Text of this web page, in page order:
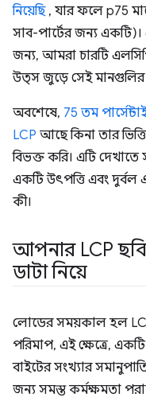
নিয়েছি, যার ফলে p75
সাব-পার্টের জন্য একটি)।
জন্য, আমরা চারটি
উত্স জুড়ে সেই মানগুলির
অবশেষে, 75 তম
LCP আছে কিনা তার
বিভক্ত করি। এটি
একটি উৎপত্তি এবং দুর্বল
কী।
আপনার LCP
ডাটা নিয়ে
লোডের সময়কাল হল
পরিমাপ, এই ক্ষেত্রে,
বাইটের সংখ্যার
জন্য সমস্ত কর্মক্ষমতা